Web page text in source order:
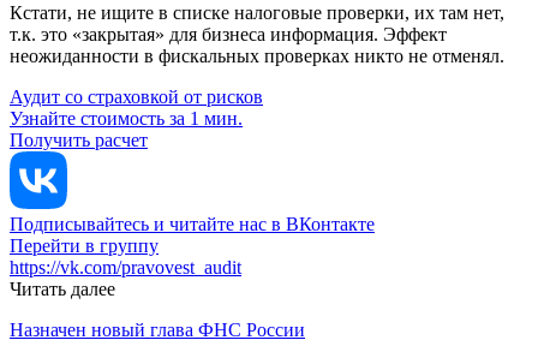
Кстати, не ищите в списке налоговые проверки, их там нет,
т.к. это «закрытая» для бизнеса информация. Эффект
неожиданности в фискальных проверках никто не отменял.
Аудит со страховкой от рисков
Узнайте стоимость за 1 мин.
Получить расчет
Подписывайтесь и читайте нас в ВКонтакте
Перейти в группу
https://vk.com/pravovest_audit
Читать далее
Назначен новый глава ФНС России